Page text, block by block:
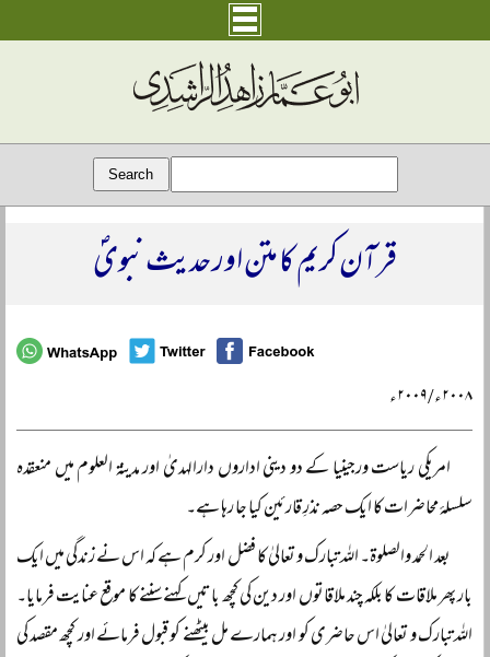
قرآن کریم کا متن اور حدیث نبویؐ
۲۰۰۸ء/۲۰۰۹ء
امریکی ریاست ورجینیا کے دو دینی اداروں دارالہدیٰ اور مدینۃ العلوم میں منعقدہ
سلسلۂ محاضرات کا ایک حصہ نذرِ قارئین کیا جا رہا ہے۔
بعد الحمد والصلوۃ۔ اللہ تبارک و تعالیٰ کا فضل اور کرم ہے کہ اس نے زندگی میں ایک
بار پھر ملاقات کا بلکہ چند ملاقاتوں اور دین کی کچھ باتیں کہنے سننے کا موقع عنایت فرمایا۔
اللہ تبارک و تعالیٰ اس حاضری کو اور ہمارے مل بیٹھنے کو قبول فرمائے اور کچھ مقصد کی